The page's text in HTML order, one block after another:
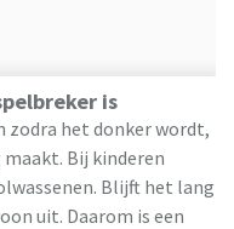
is
zodra het donker wordt,
Bij kinderen
Blijft het lang
uit. Daarom is een